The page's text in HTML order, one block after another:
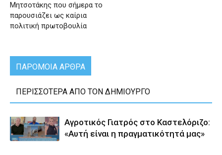
Μητσοτάκης που σήμερα το
παρουσιάζει ως καίρια
πολιτική πρωτοβουλία
ΠΑΡΟΜΟΙΑ ΑΡΘΡΑ
ΠΕΡΙΣΣΟΤΕΡΑ ΑΠΟ ΤΟΝ ΔΗΜΙΟΥΡΓΟ
Αγροτικός Γιατρός στο Καστελόριζο:
«Αυτή είναι η πραγματικότητά μας»